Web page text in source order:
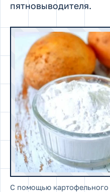
пятновыводителя.
С помощью картофельного